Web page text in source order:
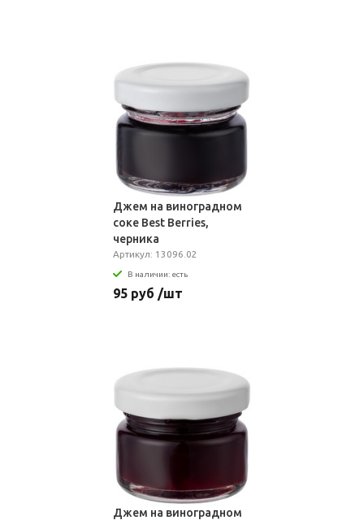
Джем на виноградном
соке Best Berries,
черника
Артикул: 13096.02
В наличии: есть
95 руб /шт
Джем на виноградном